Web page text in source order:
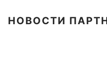
НОВОСТИ